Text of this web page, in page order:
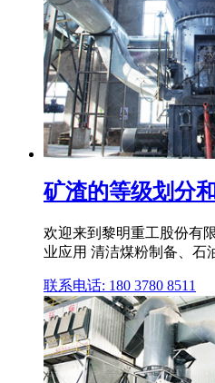
矿渣的等级划分
欢迎来到黎明重工股份有
业应用 清洁煤粉制备、石
联系电话: 180 3780 8511